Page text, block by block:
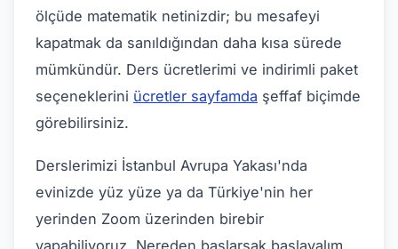
ölçüde matematik netinizdir; bu mesafeyi
kapatmak da sanıldığından daha kısa sürede
mümkündür. Ders ücretlerimi ve indirimli paket
seçeneklerini ücretler sayfamda şeffaf biçimde
görebilirsiniz.
Derslerimizi İstanbul Avrupa Yakası'nda
evinizde yüz yüze ya da Türkiye'nin her
yerinden Zoom üzerinden birebir
yapabiliyoruz. Nereden başlarsak başlayalım,